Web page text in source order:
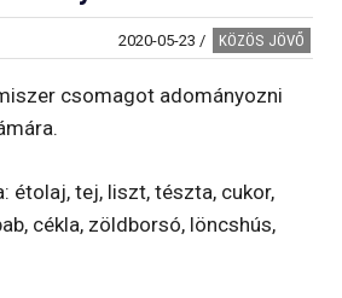
2020-05-23 / KÖZÖS JÖVŐ
csomagot adományozni
étolaj, tej, liszt, tészta, cukor,
cékla, zöldborsó, löncshús,